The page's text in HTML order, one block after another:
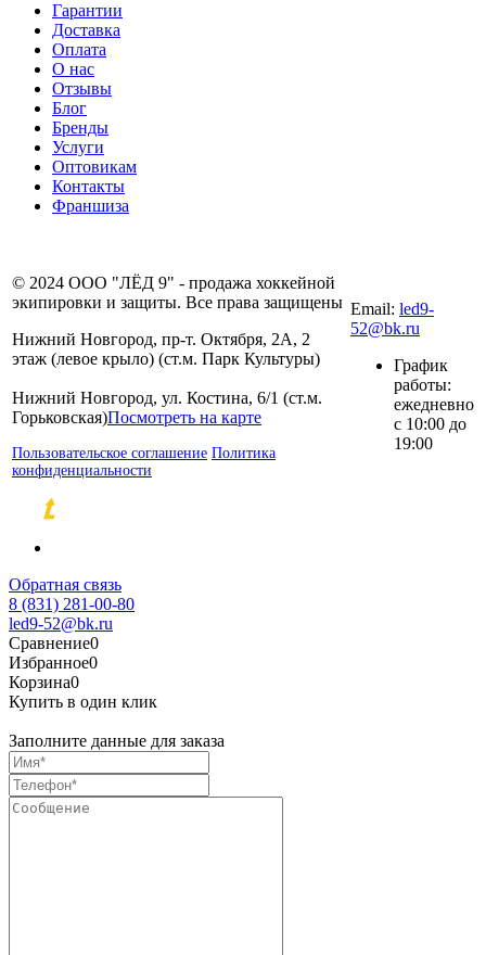
Гарантии
Доставка
Оплата
О нас
Отзывы
Блог
Бренды
Услуги
Оптовикам
Контакты
Франшиза
© 2024 ООО "ЛЁД 9" - продажа хоккейной
экипировки и защиты. Все права защищены
Нижний Новгород, пр-т. Октября, 2А, 2
этаж (левое крыло) (ст.м. Парк Культуры)
Нижний Новгород, ул. Костина, 6/1 (ст.м.
Горьковская)Посмотреть на карте
Пользовательское соглашение Политика
конфиденциальности
Email: led9-
52@bk.ru
График
работы:
ежедневно
с 10:00 до
19:00
Обратная связь
8 (831) 281-00-80
led9-52@bk.ru
Сравнение0
Избранное0
Корзина0
Купить в один клик
Заполните данные для заказа